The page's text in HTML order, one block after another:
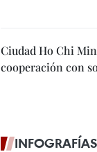
Ciudad Ho Chi
cooperación con
INFOGRAFÍAS